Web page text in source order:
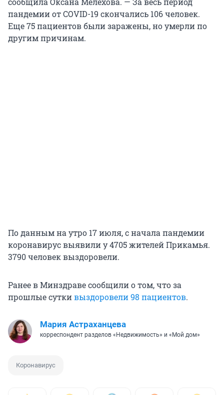
пандемии от COVID-19 скончались 106 человек.
Еще 75 пациентов были заражены, но умерли по
другим причинам.
По данным на утро 17 июля, с начала пандемии
коронавирус выявили у 4705 жителей Прикамья.
3790 человек выздоровели.
Ранее в Минздраве сообщили о том, что за
прошлые суткивыздоровели 98 пациентов.
Мария Астраханцева
корреспондент разделов «Недвижимость» и «Мой дом»
Коронавирус